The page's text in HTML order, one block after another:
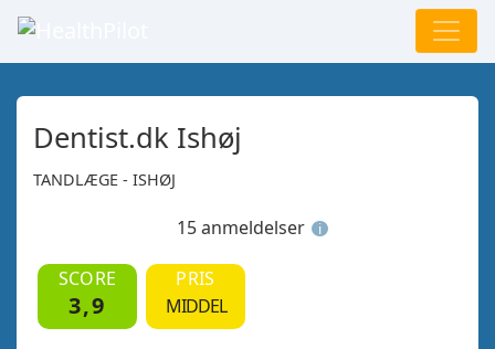
Dentist.dk Ishøj
TANDLÆGE - ISHØJ
15 anmeldelser i
SCORE
3,9
PRIS
MIDDEL